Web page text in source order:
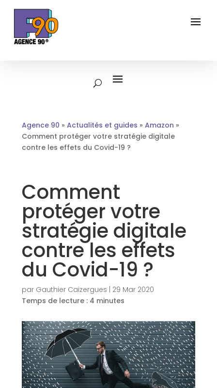
Agence 90 » Actualités et guides » Amazon »
Comment protéger votre stratégie digitale
contre les effets du Covid-19 ?
Comment
protéger votre
stratégie digitale
contre les effets
du Covid-19 ?
par Gauthier Caizergues
29 Mar 2020
Temps de lecture : 4 minutes